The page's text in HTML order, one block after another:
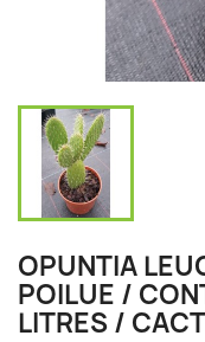
OPUNTIA
POILUE /
LITRES /